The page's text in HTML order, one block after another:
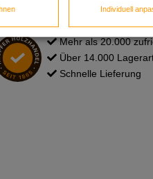
Mehr als 20.000
Über 14.000
Schnelle Lieferung
Individuell